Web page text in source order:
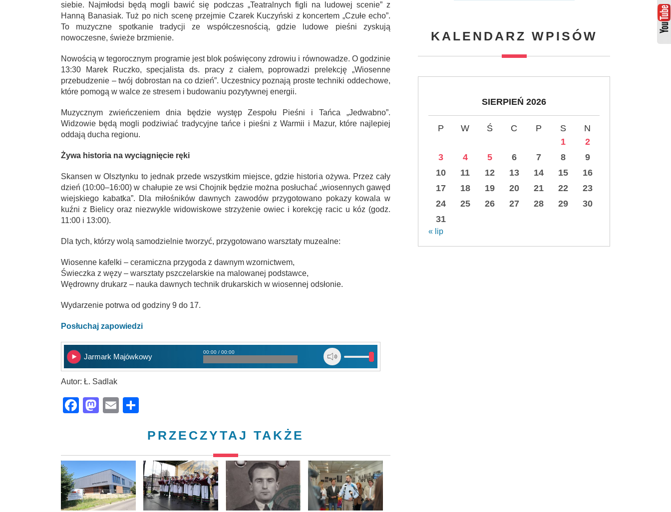
siebie. Najmłodsi będą mogli bawić się podczas „Teatralnych figli na ludowej scenie” z
Hanną Banasiak. Tuż po nich scenę przejmie Czarek Kuczyński z koncertem „Czułe echo”.
To muzyczne spotkanie tradycji ze współczesnością, gdzie ludowe pieśni zyskują
nowoczesne, świeże brzmienie.
Nowością w tegorocznym programie jest blok poświęcony zdrowiu i równowadze. O godzinie
13:30 Marek Ruczko, specjalista ds. pracy z ciałem, poprowadzi prelekcję „Wiosenne
przebudzenie – twój dobrostan na co dzień”. Uczestnicy poznają proste techniki oddechowe,
które pomogą w walce ze stresem i budowaniu pozytywnej energii.
Muzycznym zwieńczeniem dnia będzie występ Zespołu Pieśni i Tańca „Jedwabno”.
Widzowie będą mogli podziwiać tradycyjne tańce i pieśni z Warmii i Mazur, które najlepiej
oddają ducha regionu.
Żywa historia na wyciągnięcie ręki
Skansen w Olsztynku to jednak przede wszystkim miejsce, gdzie historia ożywa. Przez cały
dzień (10:00–16:00) w chałupie ze wsi Chojnik będzie można posłuchać „wiosennych gawęd
wiejskiego kabatka”. Dla miłośników dawnych zawodów przygotowano pokazy kowala w
kuźni z Bielicy oraz niezwykle widowiskowe strzyżenie owiec i korekcję racic u kóz (godz.
11:00 i 13:00).
Dla tych, którzy wolą samodzielnie tworzyć, przygotowano warsztaty muzealne:
Wiosenne kafelki – ceramiczna przygoda z dawnym wzornictwem,
Świeczka z węzy – warsztaty pszczelarskie na malowanej podstawce,
Wędrowny drukarz – nauka dawnych technik drukarskich w wiosennej odsłonie.
Wydarzenie potrwa od godziny 9 do 17.
Posłuchaj zapowiedzi
Jarmark Majówkowy
00:00 / 00:00
Autor: Ł. Sadlak
Facebook
Mastodon
Email
PRZECZYTAJ TAKŻE
KALENDARZ WPISÓW
SIERPIEŃ 2026
P W Ś C P S
N
1
2
3
4 5 6 7 8
9
10
11 12 13 14 15
16
17
18 19 20 21 22
23
24
25 26 27 28 29
30
31
« lip